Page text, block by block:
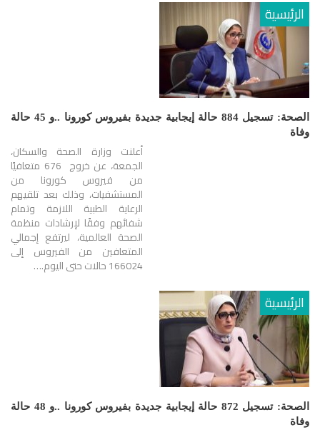
الرئيسية
الصحة: تسجيل 884 حالة إيجابية جديدة بفيروس كورونا ..و 45 حالة
وفاة
أعلنت وزارة الصحة والسكان،
الجمعة، عن خروج 676 متعافيًا
من فيروس كورونا من
المستشفيات، وذلك بعد تلقيهم
الرعاية الطبية اللازمة وتمام
شفائهم وفقًا لإرشادات منظمة
الصحة العالمية، ليرتفع إجمالي
المتعافين من الفيروس إلى
166024 حالات حتى اليوم.…
الرئيسية
الصحة: تسجيل 872 حالة إيجابية جديدة بفيروس كورونا ..و 48 حالة
وفاة